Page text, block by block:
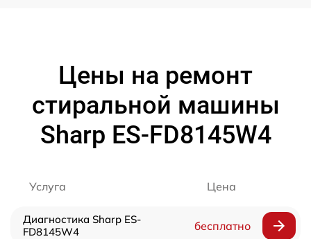
Цены на ремонт
стиральной машины
Sharp ES-FD8145W4
Услуга Цена
Диагностика Sharp ES-
FD8145W4
бесплатно